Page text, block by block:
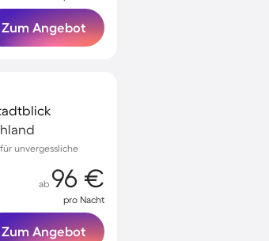
Zum Angebot
unvergessliche
ab 96 €
pro Nacht
Zum Angebot